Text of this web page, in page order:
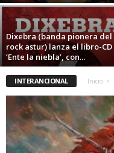
Dixebra (banda pionera del
rock astur) lanza el libro-CD
‘Ente la niebla’, con...
INTERANCIONAL Inicio